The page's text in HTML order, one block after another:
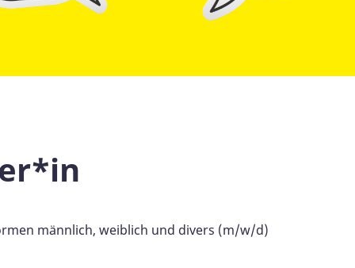
männlich, weiblich und divers (m/w/d)